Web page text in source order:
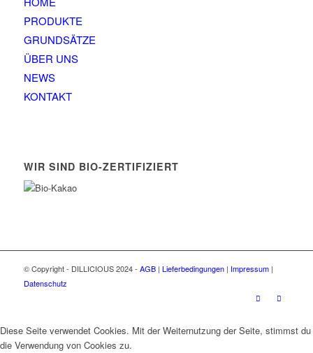
PRODUKTE
GRUNDSÄTZE
ÜBER UNS
NEWS
KONTAKT
WIR SIND BIO-ZERTIFIZIERT
© Copyright - DILLICIOUS 2024 - AGB| Lieferbedingungen| Impressum|
Datenschutz
Diese Seite verwendet Cookies. Mit der Weiternutzung der Seite, stimmst du
die Verwendung von Cookies zu.